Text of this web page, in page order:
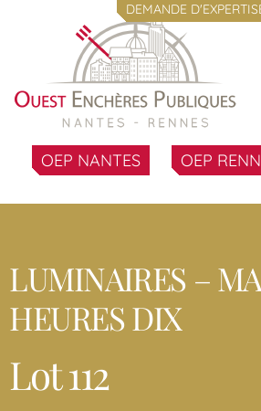
DEMANDE
OEP NANTES OEP
LUMINAIRES –
HEURES DIX
Lot 112